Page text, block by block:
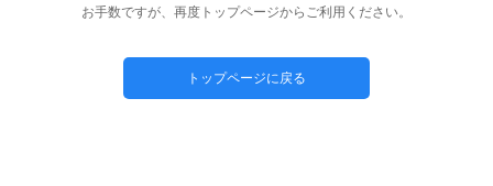
お手数ですが、再度トップページからご利用ください。
トップページに戻る